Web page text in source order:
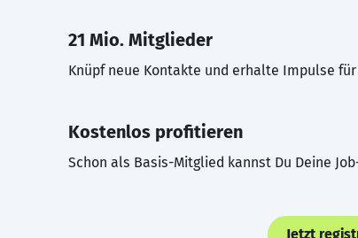
21 Mio. Mitglieder
Knüpf neue Kontakte und erhalte Impulse
Kostenlos profitieren
Schon als Basis-Mitglied kannst Du Deine
Jetzt